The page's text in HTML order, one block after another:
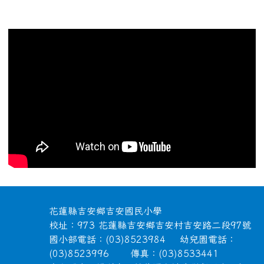
頁尾區域內容
花蓮縣吉安鄉吉安國民小學
校址：973 花蓮縣吉安鄉吉安村吉安路二段97號
國小部電話：(03)8523984 幼兒園電話：
(03)8523996 傳真：(03)8533441